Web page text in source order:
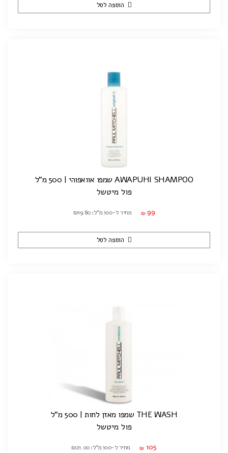
הוספה לסל
AWAPUHI SHAMPOO שמפו אוואפוהי | 500 מ"ל
פול מיטשל
₪ 99 מחיר ל-100 מ"ל: ₪19.80
הוספה לסל
THE WASH שמפו מאזן לחות | 500 מ"ל
פול מיטשל
₪ 105 מחיר ל-100 מ"ל: ₪21.00